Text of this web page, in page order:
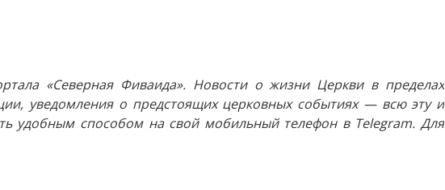
«Северная Фиваида». Новости о жизни Церкви в пределах
уведомления о предстоящих церковных событиях — всю эту и
удобным способом на свой мобильный телефон в Telegram. Для